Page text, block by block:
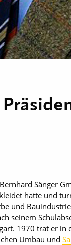
Sänger
hatte und
und
seinem
1970 trat er
Umbau und